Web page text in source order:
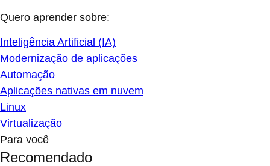
Quero aprender sobre:
Inteligência Artificial (IA)
Modernização de aplicações
Automação
Aplicações nativas em nuvem
Linux
Virtualização
Para você
Recomendado